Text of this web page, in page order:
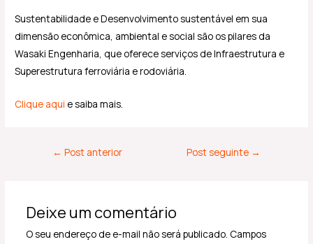
Sustentabilidade e Desenvolvimento sustentável em sua
dimensão econômica, ambiental e social são os pilares da
Wasaki Engenharia, que oferece serviços de Infraestrutura e
Superestrutura ferroviária e rodoviária.
Clique aqui e saiba mais.
← Post anterior Post seguinte →
Deixe um comentário
O seu endereço de e-mail não será publicado. Campos